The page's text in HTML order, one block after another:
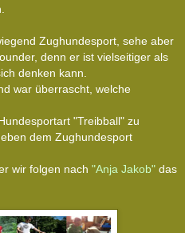
Zughundesport, sehe aber
denn er ist vielseitiger als
denken kann.
war überrascht, welche
"Treibball" zu
dem Zughundesport
wir folgen nach "Anja Jakob" das